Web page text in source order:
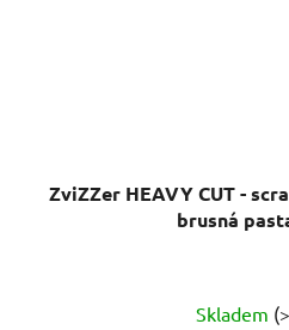
ZviZZer HEAVY CUT -
brusná
Skladem